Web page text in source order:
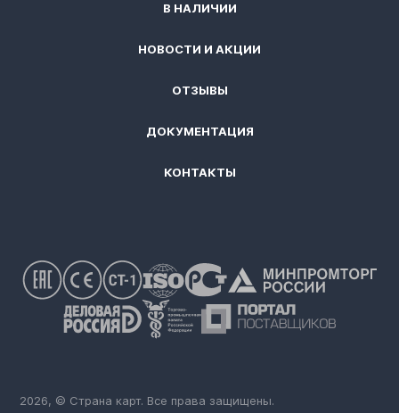
В НАЛИЧИИ
НОВОСТИ И АКЦИИ
ОТЗЫВЫ
ДОКУМЕНТАЦИЯ
КОНТАКТЫ
2026, © Страна карт. Все права защищены.